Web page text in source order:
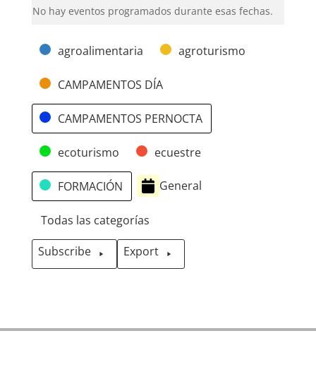
No hay eventos programados durante esas fechas.
Categoríasagroalimentaria agroturismo
CAMPAMENTOS DÍA
CAMPAMENTOS PERNOCTA
ecoturismo ecuestre
FORMACIÓN General
Todas las categorías
Subscribe
Export